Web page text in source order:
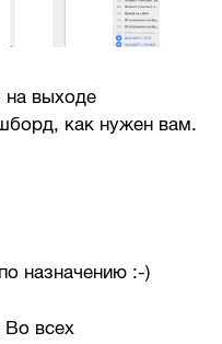
на выходе
как нужен вам.
назначению :-)
Во всех